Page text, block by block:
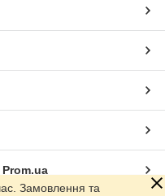
Prom.ua
Замовлення та